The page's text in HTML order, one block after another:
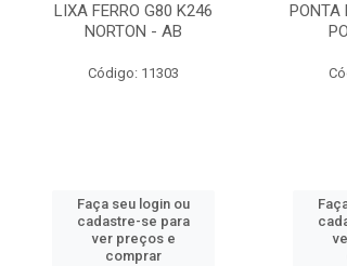
LIXA FERRO G80 K246
NORTON - AB
Código: 11303
Faça seu login ou
cadastre-se para
ver preços e
comprar
PONTA